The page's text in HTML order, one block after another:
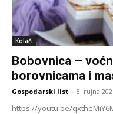
Kolači
Bobovnica –
borovnicama i
Gospodarski list - 8. rujna
https://youtu.be/